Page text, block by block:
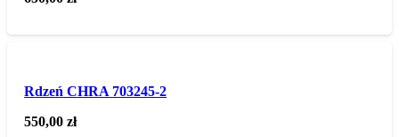
Rdzeń CHRA 703245-2
550,00zł